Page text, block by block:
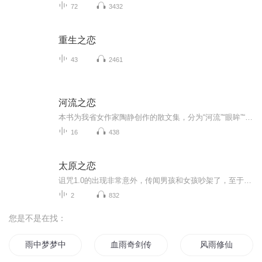
72 3432
重生之恋
43 2461
河流之恋
16 438
太原之恋
2 832
您是不是在找：
雨中梦梦中雨 血雨奇剑传 风雨修仙